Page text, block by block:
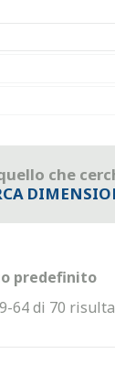
che
64 di 70